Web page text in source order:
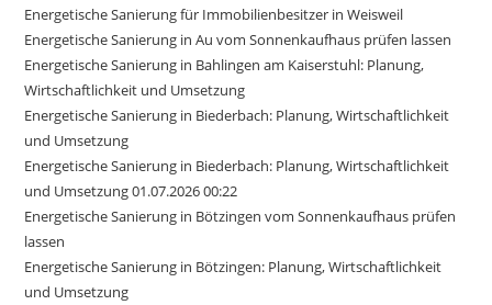
Energetische Sanierung für Immobilienbesitzer in Weisweil
Energetische Sanierung in Au vom Sonnenkaufhaus prüfen lassen
Energetische Sanierung in Bahlingen am Kaiserstuhl: Planung,
Wirtschaftlichkeit und Umsetzung
Energetische Sanierung in Biederbach: Planung, Wirtschaftlichkeit
und Umsetzung
Energetische Sanierung in Biederbach: Planung, Wirtschaftlichkeit
und Umsetzung 01.07.2026 00:22
Energetische Sanierung in Bötzingen vom Sonnenkaufhaus prüfen
lassen
Energetische Sanierung in Bötzingen: Planung, Wirtschaftlichkeit
und Umsetzung